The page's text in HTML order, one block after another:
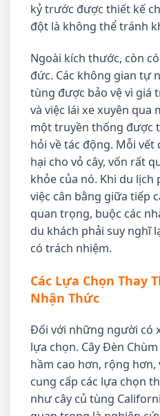
kỷ trước được thiết kế
đột là không thể tránh
Ngoài kích thước, còn
đức. Các không gian tự
tùng được bảo vệ vì giá
và việc lái xe xuyên
một truyền thống được
hỏi về tác động. Mỗi vết
hại cho vỏ cây, vốn rất
khỏe của nó. Khi du lịch
việc cân bằng giữa tiếp
quan trọng, buộc các
du khách phải suy nghĩ
có trách nhiệm.
Các Lựa Chọn Thay
Nhận Thức
Đối với những người có
lựa chọn. Cây Đèn
hầm cao hơn, rộng hơn,
cung cấp các lựa chọn
như cây củ tùng